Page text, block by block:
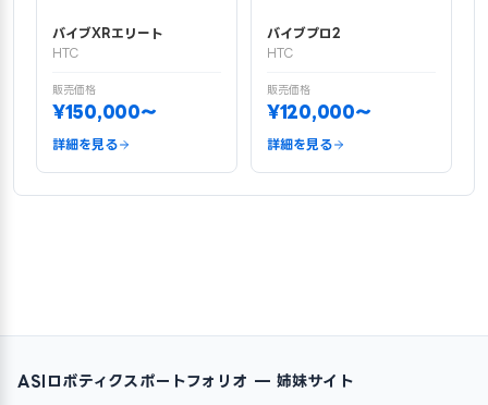
バイブXRエリート
HTC
販売価格
¥150,000〜
詳細を見る
バイブプロ2
HTC
販売価格
¥120,000〜
詳細を見る
ASIロボティクスポートフォリオ — 姉妹サイト